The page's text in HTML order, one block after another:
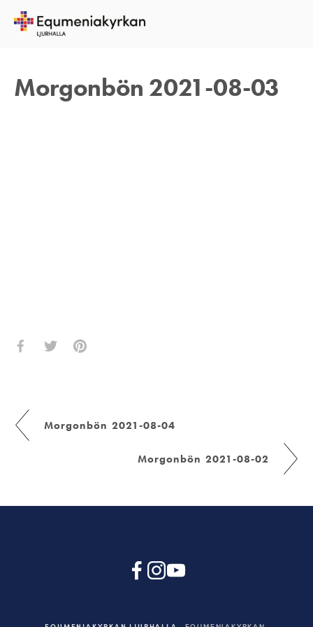
Morgonbön 2021-08-03
3 AUGUSTI 2021
Morgonbön 2021-08-04
Morgonbön 2021-08-02